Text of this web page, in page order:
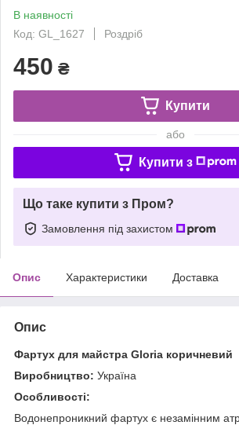
В наявності
Код: GL_1627
Роздріб
450 ₴
Купити
або
Купити з
Що таке купити з Пром?
Замовлення під захистом
Опис Характеристики Доставка
Опис
Фартух для майстра Gloria коричневий
Виробництво: Україна
Особливості:
Водонепроникний фартух є незамінним